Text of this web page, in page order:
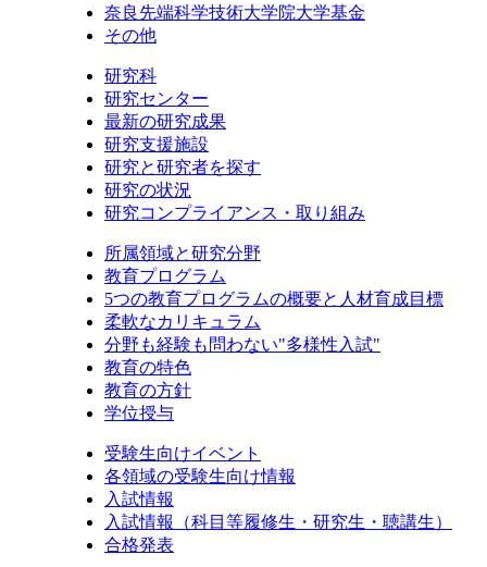
奈良先端科学技術大学院大学基金
その他
研究科
研究センター
最新の研究成果
研究支援施設
研究と研究者を探す
研究の状況
研究コンプライアンス・取り組み
所属領域と研究分野
教育プログラム
5つの教育プログラムの概要と人材育成目標
柔軟なカリキュラム
分野も経験も問わない"多様性入試"
教育の特色
教育の方針
学位授与
受験生向けイベント
各領域の受験生向け情報
入試情報
入試情報（科目等履修生・研究生・聴講生）
合格発表